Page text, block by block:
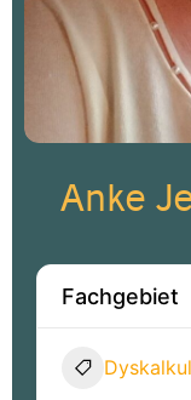
Anke
Fachgebiet